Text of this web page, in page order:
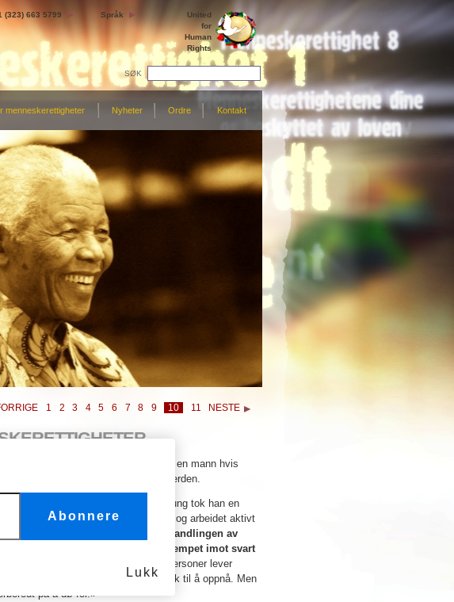
(323) 663 5799 Språk
United
for
Human
Rights
SØK
menneskerettigheter Nyheter Ordre Kontakt
1 2 3 4 5 6 7 8 9 10 11 NESTE
menneskerettighetssymboler, er en mann hvis
over hele verden.
født i Transkei i Sør-Afrika, og som ung tok han en
nasjonale kongress (ANC) og arbeidet aktivt
Ved den rettslige behandlingen av
imot hvit dominans, jeg har kjempet imot svart
og fritt samfunn, hvori alle personer lever
ideal som jeg håper å leve lenge nok til å oppnå. Men
på å dø for.»
Abonnere
Lukk